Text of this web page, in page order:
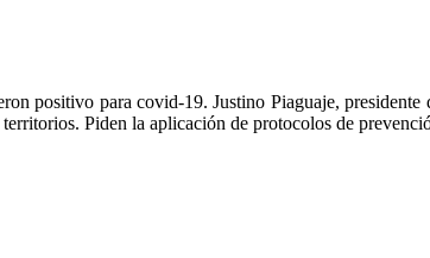
positivo para covid-19. Justino Piaguaje, presidente
Piden la aplicación de protocolos de